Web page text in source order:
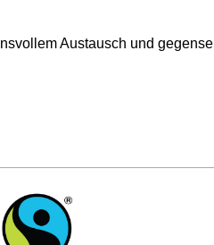
Aus­tausch und